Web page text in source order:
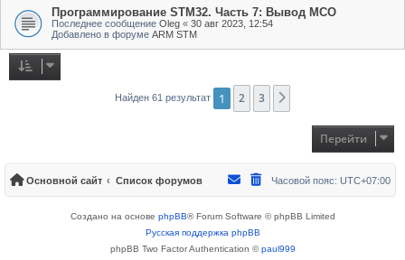
Программирование STM32. Часть 7: Вывод MCO
Последнее сообщение Oleg « 30 авг 2023, 12:54
Добавлено в форуме ARM STM
Найден 61 результат 1 2 3
Перейти
Основной сайт Список форумов Часовой пояс: UTC+07:00
Создано на основе phpBB® Forum Software © phpBB Limited
Русская поддержка phpBB
phpBB Two Factor Authentication ©paul999